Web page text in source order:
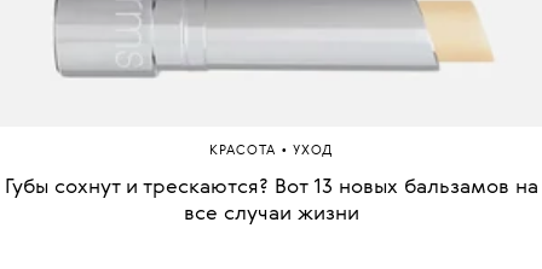
КРАСОТА • УХОД
Губы сохнут и трескаются? Вот 13 новых бальзамов на
все случаи жизни